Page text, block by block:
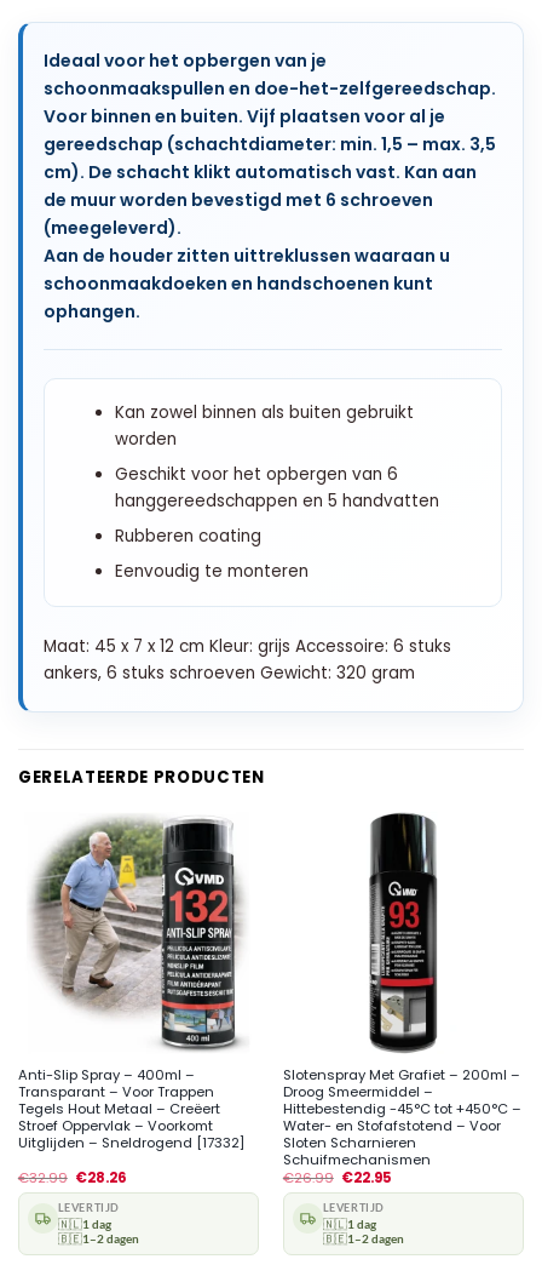
Ideaal voor het opbergen van je
schoonmaakspullen en doe-het-zelfgereedschap.
Voor binnen en buiten. Vijf plaatsen voor al je
gereedschap (schachtdiameter: min. 1,5 – max. 3,5
cm). De schacht klikt automatisch vast. Kan aan
de muur worden bevestigd met 6 schroeven
(meegeleverd).
Aan de houder zitten uittreklussen waaraan u
schoonmaakdoeken en handschoenen kunt
ophangen.
Kan zowel binnen als buiten gebruikt
worden
Geschikt voor het opbergen van 6
hanggereedschappen en 5 handvatten
Rubberen coating
Eenvoudig te monteren
Maat: 45 x 7 x 12 cm Kleur: grijs Accessoire: 6 stuks
ankers, 6 stuks schroeven Gewicht: 320 gram
GERELATEERDE PRODUCTEN
Anti-Slip Spray – 400ml –
Transparant – Voor Trappen
Tegels Hout Metaal – Creëert
Stroef Oppervlak – Voorkomt
Uitglijden – Sneldrogend [17332]
€32.99 €28.26
LEVERTIJD
🇳🇱1 dag
🇧🇪1–2 dagen
Slotenspray Met Grafiet – 200ml –
Droog Smeermiddel –
Hittebestendig -45°C tot +450°C –
Water- en Stofafstotend – Voor
Sloten Scharnieren
Schuifmechanismen
€26.99 €22.95
LEVERTIJD
🇳🇱1 dag
🇧🇪1–2 dagen